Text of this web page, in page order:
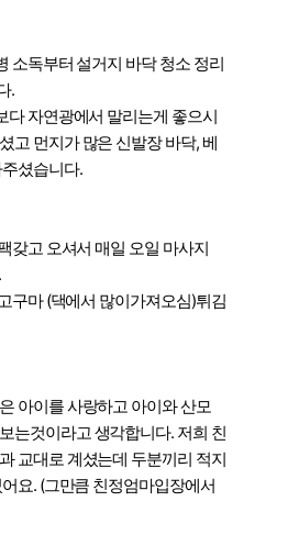
소독부터 설거지 바닥 청소 정리
.
다 자연광에서 말리는게 좋으시
고 먼지가 많은 신발장 바닥, 베
셨습니다.
갖고 오셔서 매일 오일 마사지
구마 (댁에서 많이가져오심)튀김
는것이라고 생각합니다. 저희 친
교대로 계셨는데 두분끼리 적지
요. (그만큼 친정엄마입장에서